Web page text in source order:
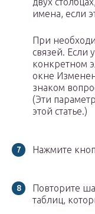
имена, если
При
связей. Если
конкретном
окне
знаком
(Эти
этой статье.)
Нажмите
Повторите
таблиц,